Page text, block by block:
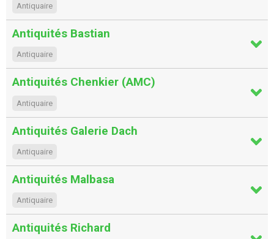
Antiquaire
Antiquités Bastian
Antiquaire
Antiquités Chenkier (AMC)
Antiquaire
Antiquités Galerie Dach
Antiquaire
Antiquités Malbasa
Antiquaire
Antiquités Richard